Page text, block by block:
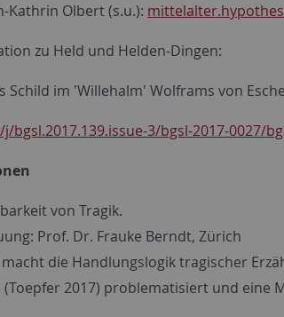
Kathrin Olbert (s.u.):
zu Held und Helden-Dingen:
Schild im 'Willehalm' Wolframs von
3/bgsl-2017-0027/
von Tragik.
Dr. Frauke Berndt, Zürich
die Handlungslogik tragischer
2017) problematisiert und